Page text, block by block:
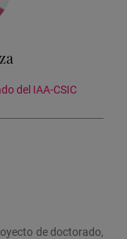
del IAA-CSIC
de doctorado,